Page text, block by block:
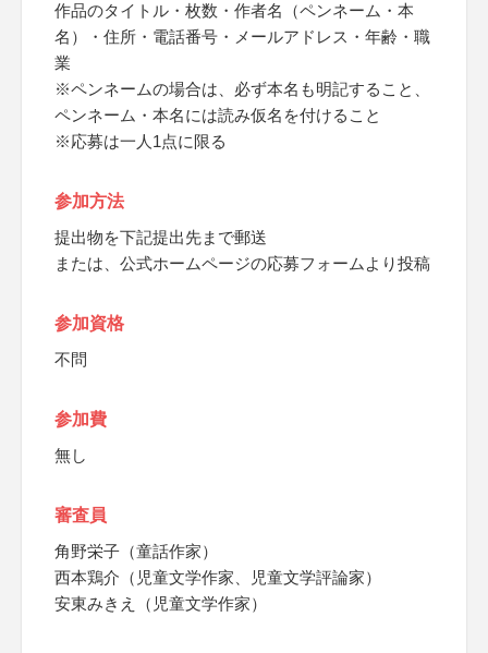
作品のタイトル・枚数・作者名（ペンネーム・本
名）・住所・電話番号・メールアドレス・年齢・職
業
※ペンネームの場合は、必ず本名も明記すること、
ペンネーム・本名には読み仮名を付けること
※応募は一人1点に限る
参加方法
提出物を下記提出先まで郵送
または、公式ホームページの応募フォームより投稿
参加資格
不問
参加費
無し
審査員
角野栄子（童話作家）
西本鶏介（児童文学作家、児童文学評論家）
安東みきえ（児童文学作家）